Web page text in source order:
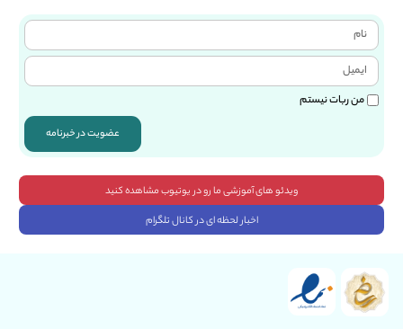
من ربات نیستم
عضویت در خبرنامه
ویدئو های آموزشی ما رو در یوتیوب مشاهده کنید
اخبار لحظه ای در کانال تلگرام